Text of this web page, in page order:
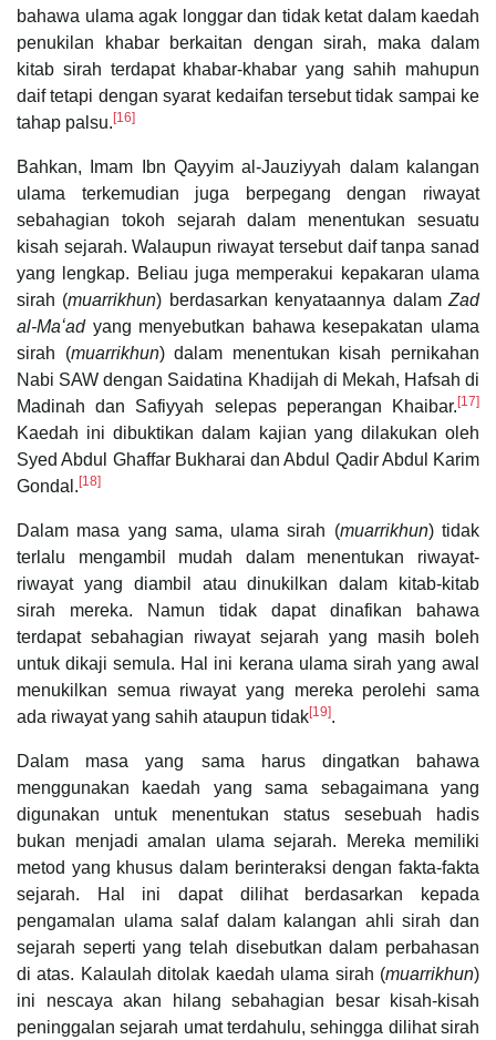
bahawa ulama agak longgar dan tidak ketat dalam kaedah
penukilan khabar berkaitan dengan sirah, maka dalam
kitab sirah terdapat khabar-khabar yang sahih mahupun
daif tetapi dengan syarat kedaifan tersebut tidak sampai ke
tahap palsu.[16]
Bahkan, Imam Ibn Qayyim al-Jauziyyah dalam kalangan
ulama terkemudian juga berpegang dengan riwayat
sebahagian tokoh sejarah dalam menentukan sesuatu
kisah sejarah. Walaupun riwayat tersebut daif tanpa sanad
yang lengkap. Beliau juga memperakui kepakaran ulama
sirah (muarrikhun) berdasarkan kenyataannya dalamZad
al-Maʻadyang menyebutkan bahawa kesepakatan ulama
sirah (muarrikhun) dalam menentukan kisah pernikahan
Nabi SAW dengan Saidatina Khadijah di Mekah, Hafsah di
Madinah dan Safiyyah selepas peperangan Khaibar.[17]
Kaedah ini dibuktikan dalam kajian yang dilakukan oleh
Syed Abdul Ghaffar Bukharai dan Abdul Qadir Abdul Karim
Gondal.[18]
Dalam masa yang sama, ulama sirah (muarrikhun) tidak
terlalu mengambil mudah dalam menentukan riwayat-
riwayat yang diambil atau dinukilkan dalam kitab-kitab
sirah mereka. Namun tidak dapat dinafikan bahawa
terdapat sebahagian riwayat sejarah yang masih boleh
untuk dikaji semula. Hal ini kerana ulama sirah yang awal
menukilkan semua riwayat yang mereka perolehi sama
ada riwayat yang sahih ataupun tidak[19].
Dalam masa yang sama harus dingatkan bahawa
menggunakan kaedah yang sama sebagaimana yang
digunakan untuk menentukan status sesebuah hadis
bukan menjadi amalan ulama sejarah. Mereka memiliki
metod yang khusus dalam berinteraksi dengan fakta-fakta
sejarah. Hal ini dapat dilihat berdasarkan kepada
pengamalan ulama salaf dalam kalangan ahli sirah dan
sejarah seperti yang telah disebutkan dalam perbahasan
di atas. Kalaulah ditolak kaedah ulama sirah (muarrikhun)
ini nescaya akan hilang sebahagian besar kisah-kisah
peninggalan sejarah umat terdahulu, sehingga dilihat sirah